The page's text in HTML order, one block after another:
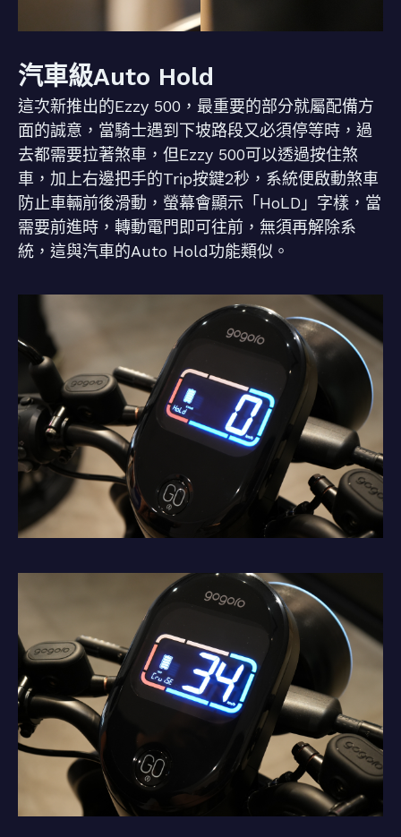
汽車級Auto Hold
這次新推出的Ezzy 500，最重要的部分就屬配備方
面的誠意，當騎士遇到下坡路段又必須停等時，過
去都需要拉著煞車，但Ezzy 500可以透過按住煞
車，加上右邊把手的Trip按鍵2秒，系統便啟動煞車
防止車輛前後滑動，螢幕會顯示「HoLD」字樣，當
需要前進時，轉動電門即可往前，無須再解除系
統，這與汽車的Auto Hold功能類似。